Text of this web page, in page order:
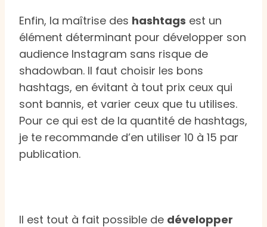
Enfin, la maîtrise des hashtags est un
élément déterminant pour développer son
audience Instagram sans risque de
shadowban. Il faut choisir les bons
hashtags, en évitant à tout prix ceux qui
sont bannis, et varier ceux que tu utilises.
Pour ce qui est de la quantité de hashtags,
je te recommande d’en utiliser 10 à 15 par
publication.
Il est tout à fait possible de développer